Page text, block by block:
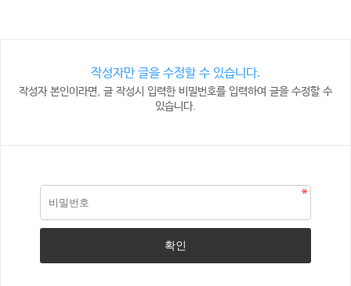
작성자만 글을 수정할 수 있습니다.
작성자 본인이라면, 글 작성시 입력한 비밀번호를 입력하여 글을 수정할 수
있습니다.